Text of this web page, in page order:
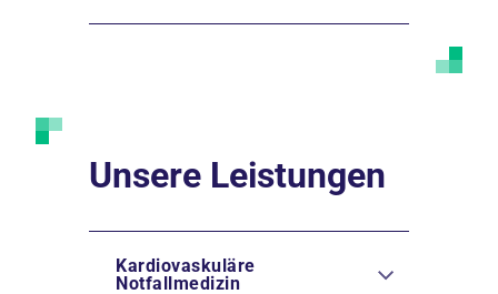
Unsere Leistungen
Kardiovaskuläre
Notfallmedizin